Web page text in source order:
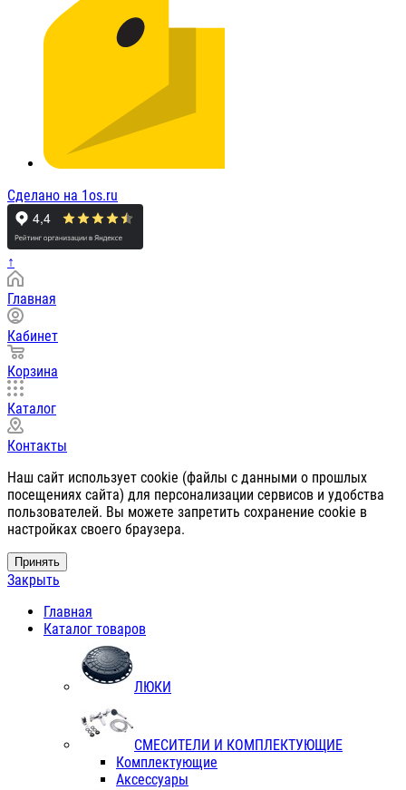
Сделано на 1os.ru
↑
Главная
Кабинет
Корзина
Каталог
Контакты
Наш сайт использует cookie (файлы с данными о прошлых
посещениях сайта) для персонализации сервисов и удобства
пользователей. Вы можете запретить сохранение cookie в
настройках своего браузера.
Принять
Закрыть
Главная
Каталог товаров
ЛЮКИ
СМЕСИТЕЛИ И КОМПЛЕКТУЮЩИЕ
Комплектующие
Аксессуары